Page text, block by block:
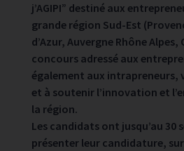
j’AGIPI” destiné aux
grande région Sud-Est
d’Azur, Auvergne Rhône Alpes,
concours adressé aux
également aux intrapreneurs,
et à soutenir l’innovation et
la région.
Les candidats ont jusqu’au 30
présenter leur candidature,